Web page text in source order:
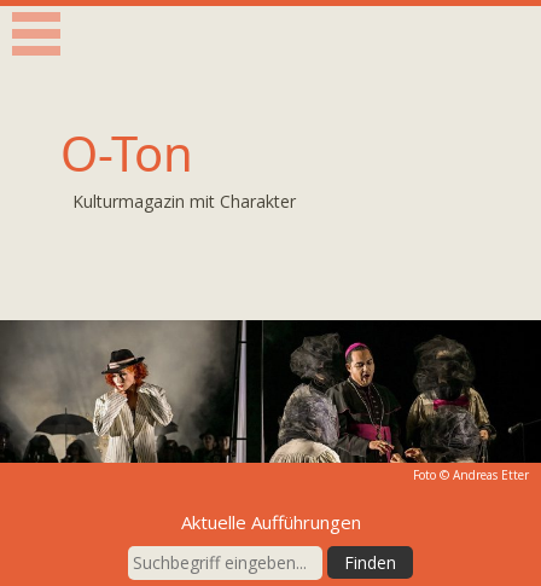
O-Ton
Kulturmagazin mit Charakter
Foto © Andreas Etter
Aktuelle Aufführungen